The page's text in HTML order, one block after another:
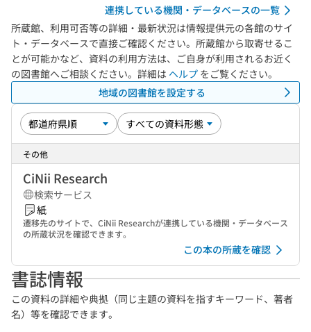
連携している機関・データベースの一覧
所蔵館、利用可否等の詳細・最新状況は情報提供元の各館のサイ
ト・データベースで直接ご確認ください。所蔵館から取寄せるこ
とが可能かなど、資料の利用方法は、ご自身が利用されるお近く
の図書館へご相談ください。詳細は ヘルプ をご覧ください。
地域の図書館を設定する
その他
CiNii Research
検索サービス
紙
遷移先のサイトで、CiNii Researchが連携している機関・データベース
の所蔵状況を確認できます。
この本の所蔵を確認
書誌情報
この資料の詳細や典拠（同じ主題の資料を指すキーワード、著者
名）等を確認できます。